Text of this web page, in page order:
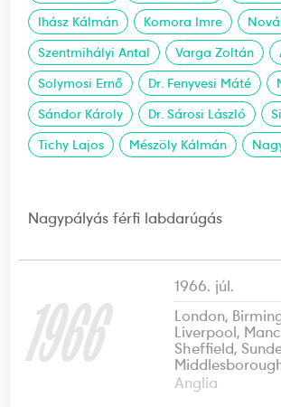
Ihász Kálmán
Komora Imre
Szentmihályi Antal
Varga Zoltán
Solymosi Ernő
Dr. Fenyvesi Máté
Sándor Károly
Dr. Sárosi László
Tichy Lajos
Mészöly Kálmán
Nagypályás férfi labdarúgás
1966
1966. júl.
London,
Liverpool,
Sheffield,
Anglia